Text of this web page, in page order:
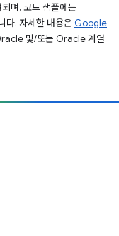
며, 코드 샘플에는
다. 자세한 내용은 Google
및/또는 Oracle 계열